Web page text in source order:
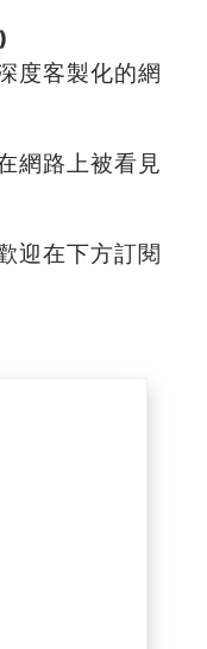
度客製化的網
網路上被看見
迎在下方訂閱